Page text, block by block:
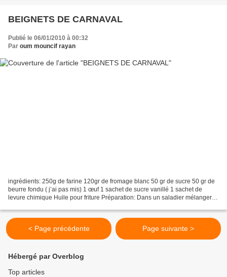
BEIGNETS DE CARNAVAL
Publié le 06/01/2010 à 00:32
Par oum mouncif rayan
ingrédients: 250g de farine 120gr de fromage blanc 50 gr de sucre 50 gr de
beurre fondu ( j’ai pas mis) 1 œuf 1 sachet de sucre vanillé 1 sachet de
levure chimique Huile pour friture Préparation: Dans un saladier mélanger
< Page précédente Page suivante >
Hébergé par Overblog
Top articles